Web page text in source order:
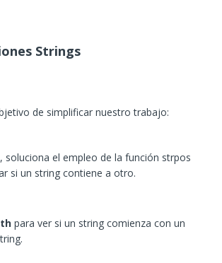
Strings
de simplificar nuestro trabajo:
, soluciona el empleo de la función strpos
si un string contiene a otro.
para ver si un string comienza con un